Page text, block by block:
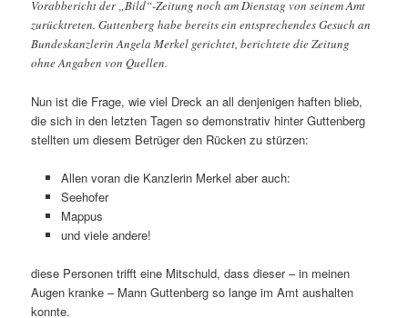
Vorabbericht der „Bild“-Zeitung noch am Dienstag von seinem Amt
zurücktreten. Guttenberg habe bereits ein entsprechendes Gesuch an
Bundeskanzlerin Angela Merkel gerichtet, berichtete die Zeitung
ohne Angaben von Quellen.
Nun ist die Frage, wie viel Dreck an all denjenigen haften blieb,
die sich in den letzten Tagen so demonstrativ hinter Guttenberg
stellten um diesem Betrüger den Rücken zu stürzen:
Allen voran die Kanzlerin Merkel aber auch:
Seehofer
Mappus
und viele andere!
diese Personen trifft eine Mitschuld, dass dieser – in meinen
Augen kranke – Mann Guttenberg so lange im Amt aushalten
konnte.